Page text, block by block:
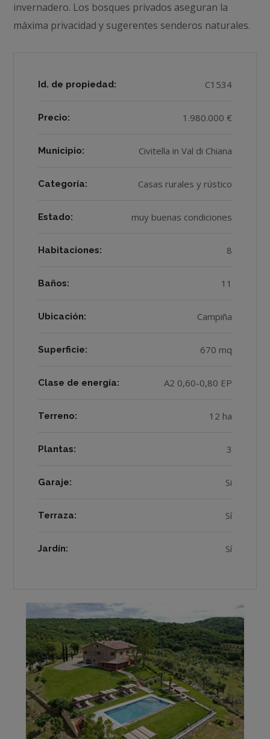
invernadero. Los bosques privados aseguran la
máxima privacidad y sugerentes senderos naturales.
Id. de propiedad: C1534
Precio: 1.980.000 €
Municipio: Civitella in Val di Chiana
Categoría: Casas rurales y rústico
Estado: muy buenas condiciones
Habitaciones: 8
Baños: 11
Ubicación: Campiña
Superficie: 670 mq
Clase de energía: A2 0,60-0,80 EP
Terreno: 12 ha
Plantas: 3
Garaje: Si
Terraza: Sí
Jardín: Sí